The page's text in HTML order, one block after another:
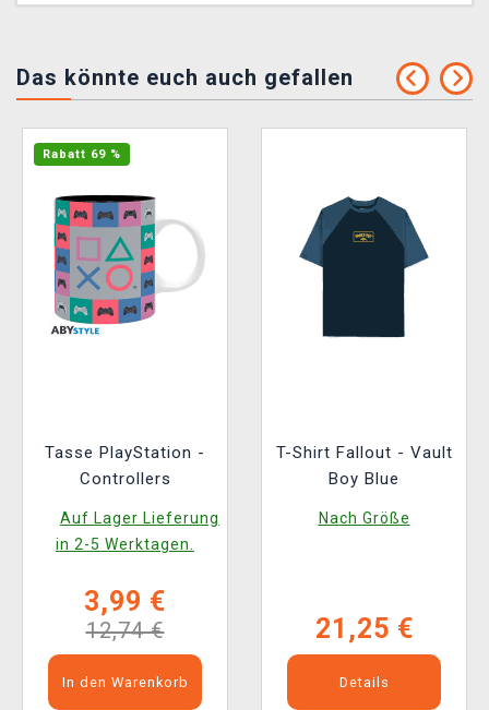
Das könnte euch auch gefallen
Rabatt 69 %
Tasse PlayStation -
Controllers
Auf Lager Lieferung
in 2-5 Werktagen.
3,99 €
12,74 €
In den Warenkorb
T-Shirt Fallout - Vault
Boy Blue
Nach Größe
21,25 €
Details